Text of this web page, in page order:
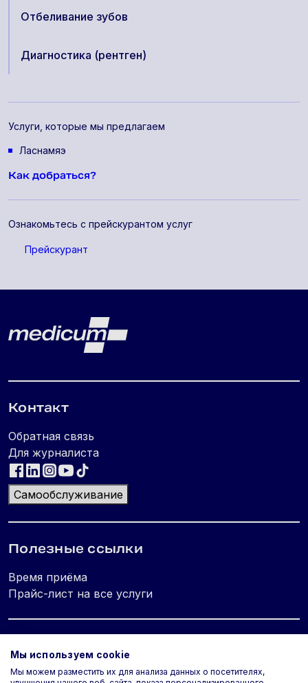
Отбеливание зубов
Диагностика (рентген)
Услуги, которые мы предлагаем
Ласнамяэ
Как добраться?
Ознакомьтесь с прейскурантом услуг
Прейскурант
Lehe jalus
Контакт
Обратная связь
Для журналиста
Самообслуживание
Полезные ссылки
Время приёма
Прайс-лист на все услуги
Политика конфиденциальности
Мы используем cookie
Мы можем разместить их для анализа данных о посетителях,